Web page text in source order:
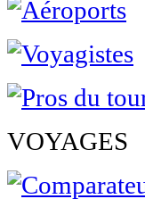
VOYAGES